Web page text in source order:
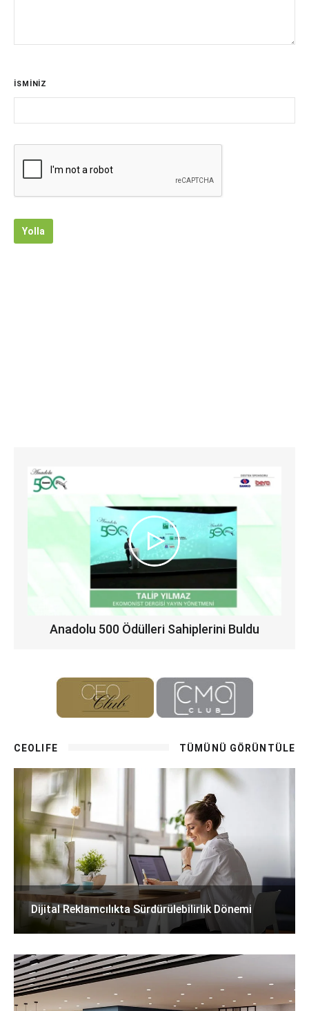
İSMİNİZ
Yolla
Anadolu 500 Ödülleri Sahiplerini Buldu
CEOLIFE TÜMÜNÜ GÖRÜNTÜLE
Dijital Reklamcılıkta Sürdürülebilirlik Dönemi